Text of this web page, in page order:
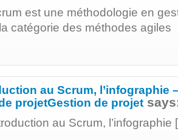
est une méthodologie en
catégorie des méthodes agiles
au Scrum, l’infographie
projetGestion de projet
au Scrum, l’infographie